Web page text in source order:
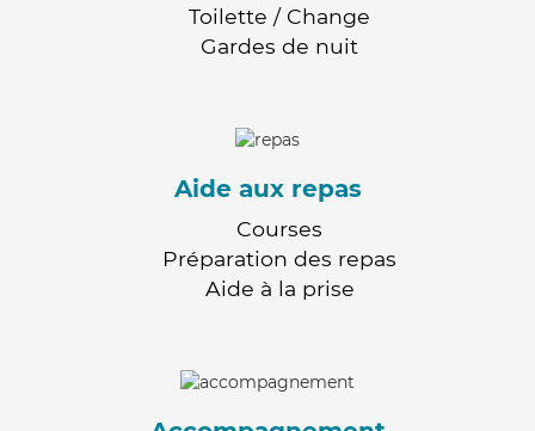
Toilette / Change
Gardes de nuit
Aide aux repas
Courses
Préparation des repas
Aide à la prise